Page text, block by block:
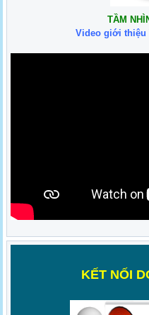
TẦM
Video giới thiệu
KẾT NỐI